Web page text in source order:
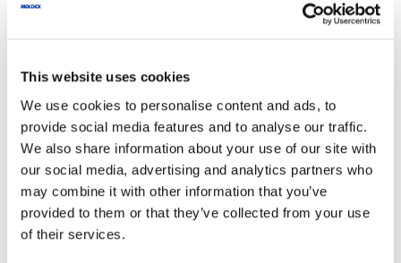
This website uses cookies
We use cookies to personalise content and ads, to
provide social media features and to analyse our traffic.
We also share information about your use of our site with
our social media, advertising and analytics partners who
may combine it with other information that you’ve
provided to them or that they’ve collected from your use
of their services.
NOME PRODOTTO
CODICE PRODOTTO DESCRIZIONE